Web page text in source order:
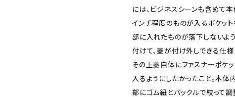
には、ビジネスシーンも含めて
インチ程度のものが入るポケッ
部に入れたものが落下しないよ
付けて、蓋が付け外しできる仕
その上蓋自体にファスナーポケ
入るようにしたかったこと。本
部にゴム紐とバックルで絞って